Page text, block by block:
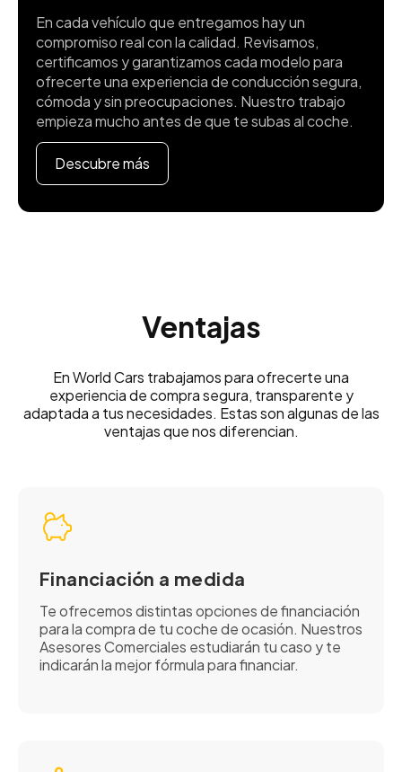
En cada vehículo que entregamos hay un
compromiso real con la calidad. Revisamos,
certificamos y garantizamos cada modelo para
ofrecerte una experiencia de conducción segura,
cómoda y sin preocupaciones. Nuestro trabajo
empieza mucho antes de que te subas al coche.
Descubre más
Ventajas
En World Cars trabajamos para ofrecerte una
experiencia de compra segura, transparente y
adaptada a tus necesidades. Estas son algunas de las
ventajas que nos diferencian.
Financiación a medida
Te ofrecemos distintas opciones de financiación
para la compra de tu coche de ocasión. Nuestros
Asesores Comerciales estudiarán tu caso y te
indicarán la mejor fórmula para financiar.